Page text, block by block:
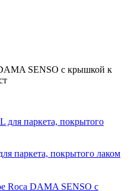
SENSO с крышкой к
паркета, покрытого лаком